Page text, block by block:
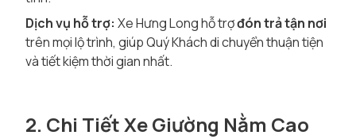
Dịch vụ hỗ trợ: Xe Hưng Long hỗ trợđón trả tận nơi
trên mọi lộ trình, giúp Quý Khách di chuyển thuận tiện
và tiết kiệm thời gian nhất.
2. Chi Tiết Xe Giường Nằm Cao